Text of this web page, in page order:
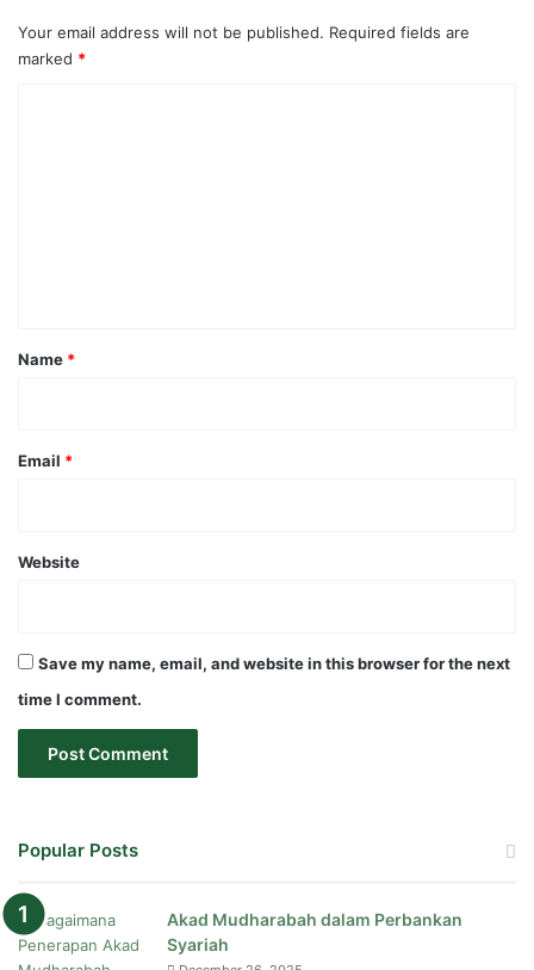
Your email address will not be published. Required fields are
marked *
*
Name *
Email *
Website
Save my name, email, and website in this browser for the next
time I comment.
Popular Posts
Akad Mudharabah dalam Perbankan
Syariah